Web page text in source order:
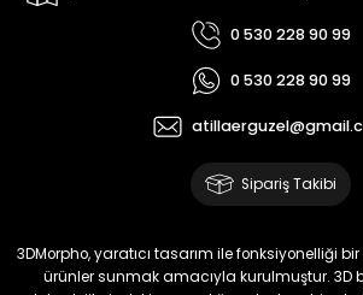
0 530 228 90 99
0 530 228 90 99
Sipariş Takibi
3DMorpho, yaratıcı tasarım ile fonksiyonelliği
ürünler sunmak amacıyla kurulmuştur. 3D